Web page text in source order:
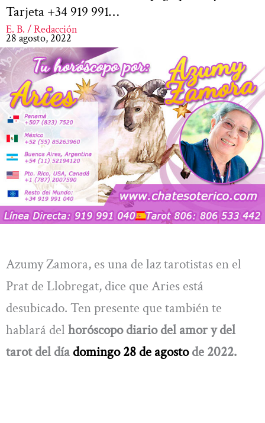
Tarjeta +34 919 991…
E. B. / Redacción
28 agosto, 2022
Azumy Zamora, es una de laz tarotistas en el
Prat de Llobregat, dice que Aries está
desubicado. Ten presente que también te
hablará del horóscopo diario del amor y del
tarot del díadomingo 28 de agosto de 2022.